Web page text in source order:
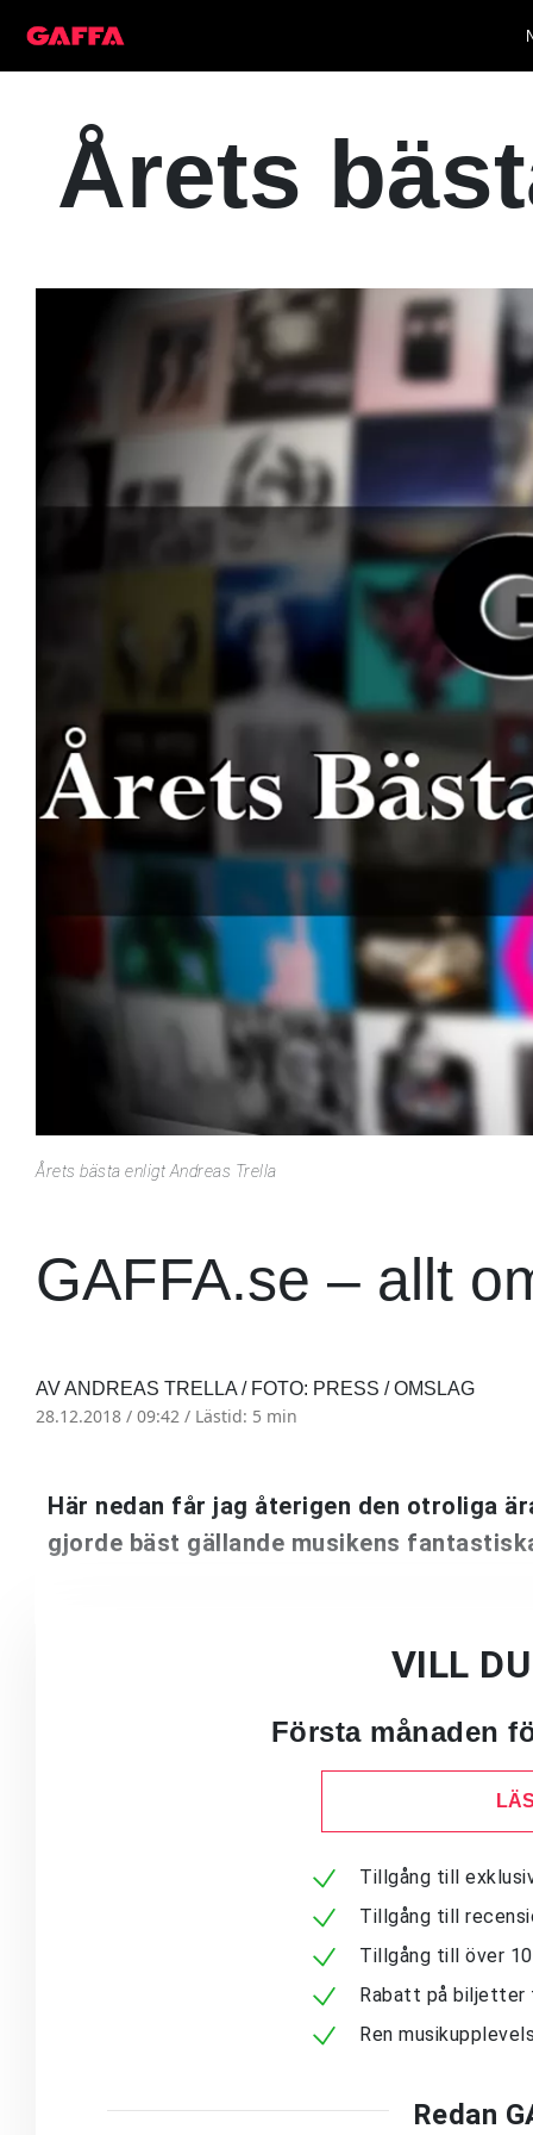
Årets
Årets bästa enligt Andreas Trella
GAFFA.se – allt
AV ANDREAS TRELLA / FOTO: PRESS / OMSLAG
28.12.2018 / 09:42 / Lästid: 5 min
Här nedan får jag återigen den otroliga
gjorde bäst gällande musikens
VILL
Första månaden
Tillgång till
Tillgång till
Tillgång till över
Rabatt på
Ren
Redan